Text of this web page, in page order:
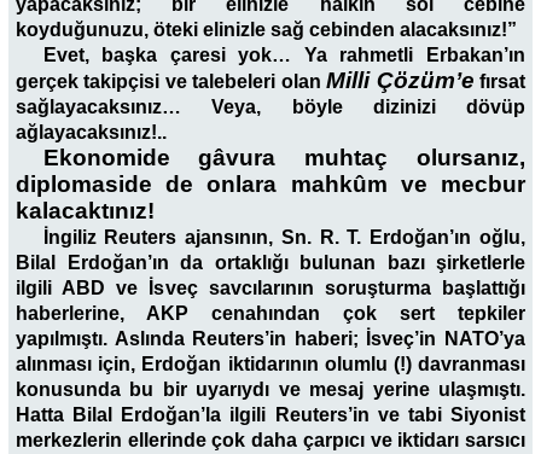
yapacaksınız; bir elinizle halkın sol cebine
koyduğunuzu, öteki elinizle sağ cebinden alacaksınız!”
Evet, başka çaresi yok… Ya rahmetli Erbakan’ın
gerçek takipçisi ve talebeleri olanMilli Çözüm’e fırsat
sağlayacaksınız… Veya, böyle dizinizi dövüp
ağlayacaksınız!..
Ekonomide gâvura muhtaç olursanız,
diplomaside de onlara mahkûm ve mecbur
kalacaktınız!
İngiliz Reuters ajansının, Sn. R. T. Erdoğan’ın oğlu,
Bilal Erdoğan’ın da ortaklığı bulunan bazı şirketlerle
ilgili ABD ve İsveç savcılarının soruşturma başlattığı
haberlerine, AKP cenahından çok sert tepkiler
yapılmıştı. Aslında Reuters’in haberi; İsveç’in NATO’ya
alınması için, Erdoğan iktidarının olumlu (!) davranması
konusunda bu bir uyarıydı ve mesaj yerine ulaşmıştı.
Hatta Bilal Erdoğan’la ilgili Reuters’in ve tabi Siyonist
merkezlerin ellerinde çok daha çarpıcı ve iktidarı sarsıcı